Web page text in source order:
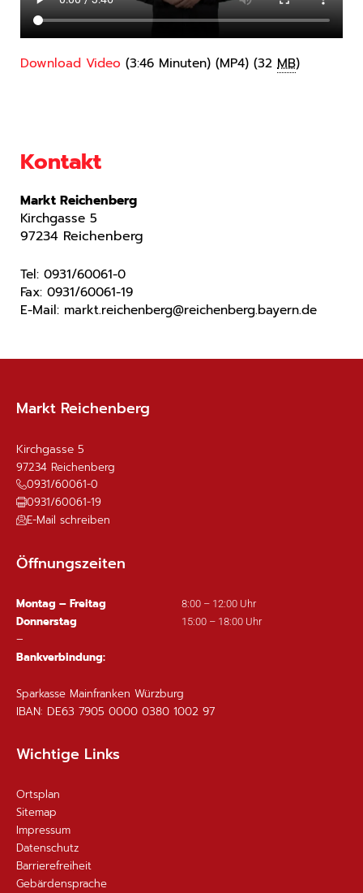
Download Video (3:46 Minuten) (MP4) (32 MB)
Kontakt
Markt Reichenberg
Kirchgasse 5
97234 Reichenberg
Tel: 0931/60061-0
Fax: 0931/60061-19
E-Mail: markt.reichenberg@reichenberg.bayern.de
Markt Reichenberg
Kirchgasse 5
97234 Reichenberg
0931/60061-0
0931/60061-19
E-Mail schreiben
Öffnungszeiten
Montag – Freitag 8:00 – 12:00 Uhr
Donnerstag 15:00 – 18:00 Uhr
–
Bankverbindung:
Sparkasse Mainfranken Würzburg
IBAN: DE63 7905 0000 0380 1002 97
Wichtige Links
Ortsplan
Sitemap
Impressum
Datenschutz
Barrierefreiheit
Gebärdensprache